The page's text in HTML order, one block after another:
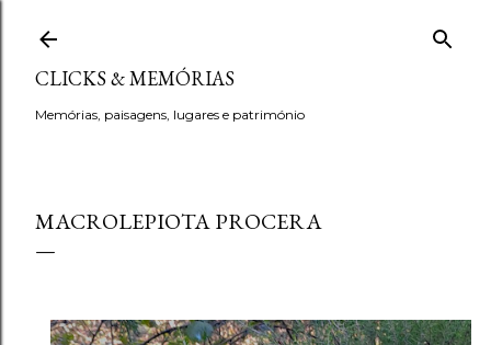
Avançar para o conteúdo principal
CLICKS & MEMÓRIAS
Memórias, paisagens, lugares e património
MACROLEPIOTA PROCERA